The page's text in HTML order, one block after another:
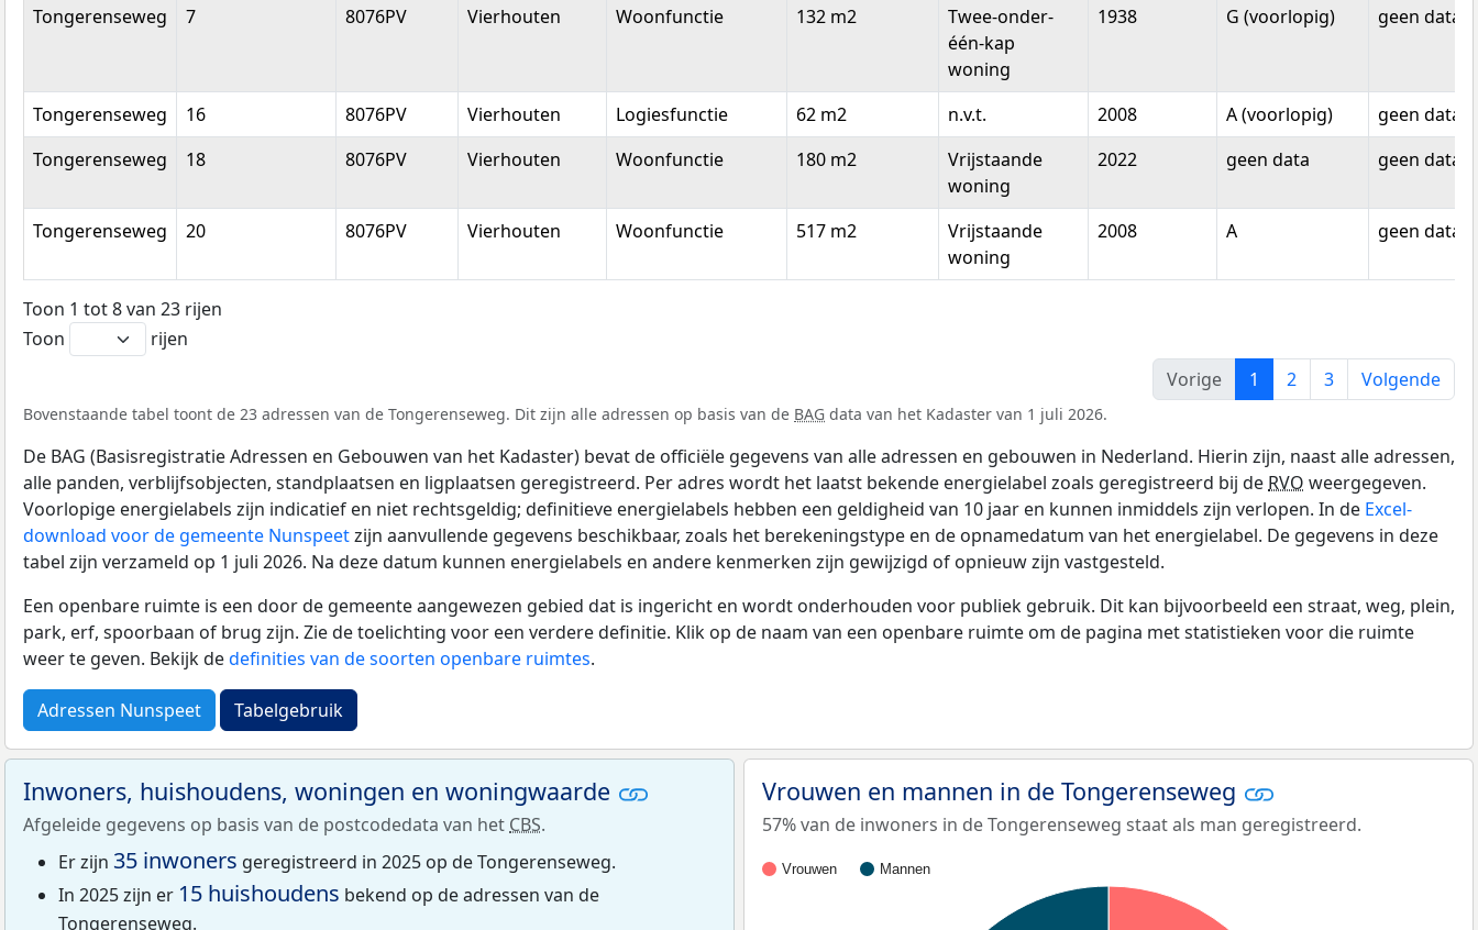
Tongerenseweg 7 8076PV Vierhouten Woonfunctie 132 m2
Twee-onder-
één-kap
woning
1938 G (voorlopig) geen data
Tongerenseweg 16 8076PV Vierhouten Logiesfunctie 62 m2 n.v.t. 2008 A (voorlopig)
geen data
Tongerenseweg
18 8076PV Vierhouten Woonfunctie 180 m2
Vrijstaande
woning
2022 geen data geen data
Tongerenseweg 20 8076PV Vierhouten Woonfunctie 517 m2
Vrijstaande
woning
2008 A geen data
Toon 1 tot 8 van 23 rijen
Toon
rijen
Vorige
1 2 3 Volgende
Bovenstaande tabel toont de 23 adressen van de Tongerenseweg. Dit zijn alle adressen op basis van de BAG data van het Kadaster van 1 juli 2026.
De BAG (Basisregistratie Adressen en Gebouwen van het Kadaster) bevat de officiële gegevens van alle adressen en gebouwen in Nederland. Hierin zijn, naast alle adressen,
alle panden, verblijfsobjecten, standplaatsen en ligplaatsen geregistreerd. Per adres wordt het laatst bekende energielabel zoals geregistreerd bij de RVO weergegeven.
Voorlopige energielabels zijn indicatief en niet rechtsgeldig; definitieve energielabels hebben een geldigheid van 10 jaar en kunnen inmiddels zijn verlopen. In de Excel-
download voor de gemeente Nunspeetzijn aanvullende gegevens beschikbaar, zoals het berekeningstype en de opnamedatum van het energielabel. De gegevens in deze
tabel zijn verzameld op 1 juli 2026. Na deze datum kunnen energielabels en andere kenmerken zijn gewijzigd of opnieuw zijn vastgesteld.
Een openbare ruimte is een door de gemeente aangewezen gebied dat is ingericht en wordt onderhouden voor publiek gebruik. Dit kan bijvoorbeeld een straat, weg, plein,
park, erf, spoorbaan of brug zijn. Zie de toelichting voor een verdere definitie. Klik op de naam van een openbare ruimte om de pagina met statistieken voor die ruimte
weer te geven. Bekijk dedefinities van de soorten openbare ruimtes.
Adressen Nunspeet Tabelgebruik
Inwoners, huishoudens, woningen en woningwaarde
Afgeleide gegevens op basis van de postcodedata van het CBS.
Er zijn 35 inwoners geregistreerd in 2025 op de Tongerenseweg.
In 2025 zijn er 15 huishoudens bekend op de adressen van de
Tongerenseweg.
Vrouwen en mannen in de Tongerenseweg
57% van de inwoners in de Tongerenseweg staat als man geregistreerd.
Vrouwen Mannen